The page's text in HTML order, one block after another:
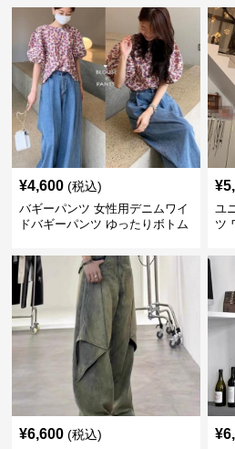
¥4,600 (税込)
バギーパンツ 女性用デニムワイ
ドバギーパンツ ゆったりボトム
¥
ユ
ツ
¥6,600 (税込) ¥